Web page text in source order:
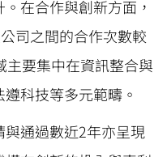
在合作與創新方面，
司之間的合作次數較
主要集中在資訊整合與
科技等多元範疇。
通過數近2年亦呈現